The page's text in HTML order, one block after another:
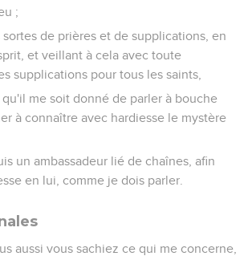
;
de prières et de supplications, en
et veillant à cela avec toute
supplications pour tous les saints,
me soit donné de parler à bouche
à connaître avec hardiesse le mystère
un ambassadeur lié de chaînes, afin
en lui, comme je dois parler.
aussi vous sachiez ce qui me concerne,